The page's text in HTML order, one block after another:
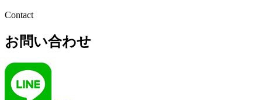
Contact
お問い合わせ